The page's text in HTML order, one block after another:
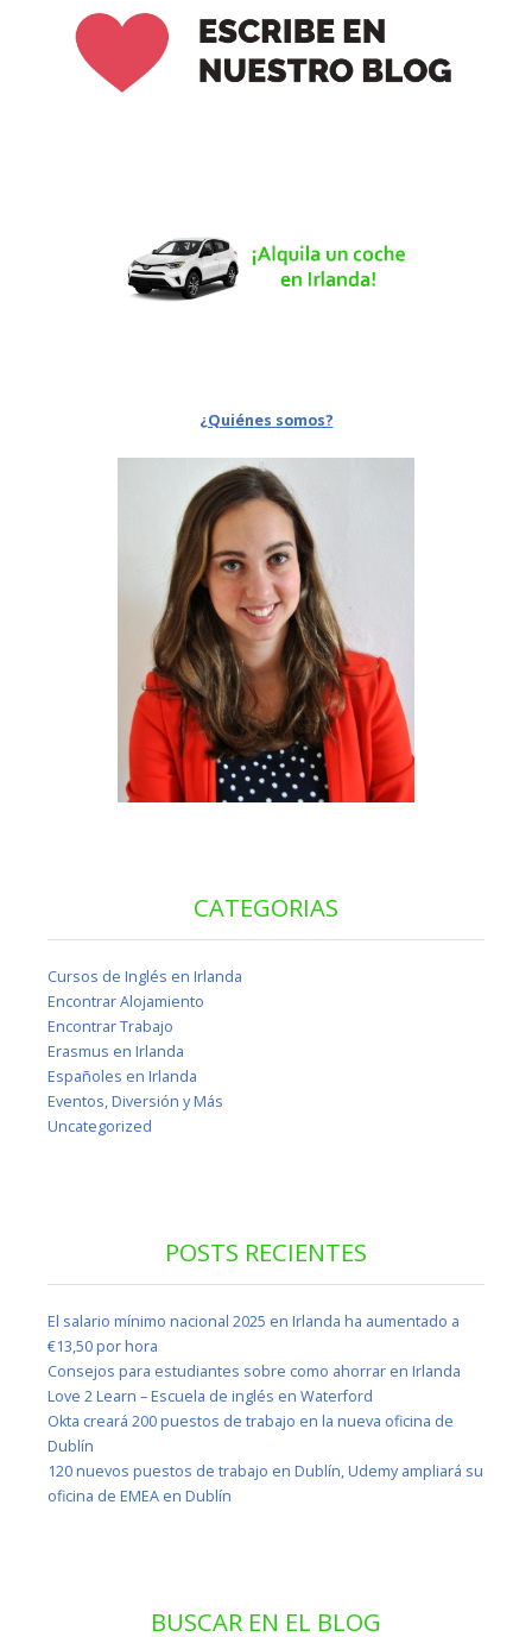
¿Quiénes somos?
CATEGORIAS
Cursos de Inglés en Irlanda
Encontrar Alojamiento
Encontrar Trabajo
Erasmus en Irlanda
Españoles en Irlanda
Eventos, Diversión y Más
Uncategorized
POSTS RECIENTES
El salario mínimo nacional 2025 en Irlanda ha aumentado a
€13,50 por hora
Consejos para estudiantes sobre como ahorrar en Irlanda
Love 2 Learn – Escuela de inglés en Waterford
Okta creará 200 puestos de trabajo en la nueva oficina de
Dublín
120 nuevos puestos de trabajo en Dublín, Udemy ampliará su
oficina de EMEA en Dublín
BUSCAR EN EL BLOG